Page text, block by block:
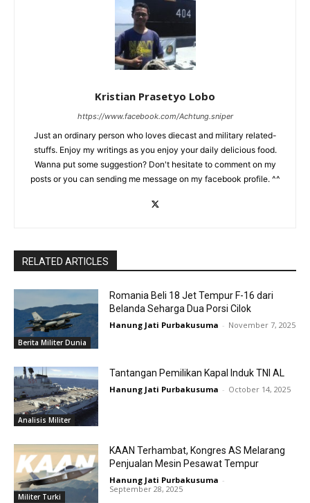
Kristian Prasetyo Lobo
https://www.facebook.com/Achtung.sniper
Just an ordinary person who loves diecast and military related-
stuffs. Enjoy my writings as you enjoy your daily delicious food.
Wanna put some suggestion? Don't hesitate to comment on my
posts or you can sending me message on my facebook profile. ^^
RELATED ARTICLES
Berita Militer Dunia
Romania Beli 18 Jet Tempur F-16 dari
Belanda Seharga Dua Porsi Cilok
Hanung Jati Purbakusuma - November 7, 2025
Analisis Militer
Tantangan Pemilikan Kapal Induk TNI AL
Hanung Jati Purbakusuma - October 14, 2025
Militer Turki
KAAN Terhambat, Kongres AS Melarang
Penjualan Mesin Pesawat Tempur
Hanung Jati Purbakusuma -
September 28, 2025